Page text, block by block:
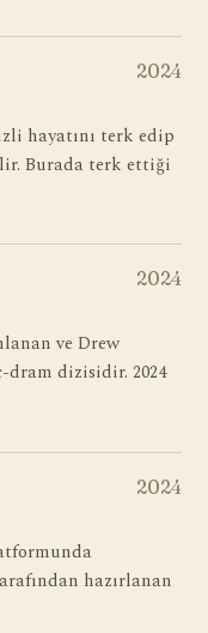
2024
hayatını terk edip
Burada terk ettiği
2024
ve Drew
dizisidir. 2024
2024
hazırlanan